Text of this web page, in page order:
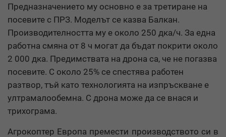
Предназначението му основно е за третиране на
посевите с ПРЗ. Моделът се казва Балкан.
Производителността му е около 250 дка/ч. За една
работна смяна от 8 ч могат да бъдат покрити около
2 000 дка. Предимствата на дрона са, че не погазва
посевите. С около 25% се спестява работен
разтвор, тъй като технологията на изпръскване е
ултрамалообемна. С дрона може да се внася и
трихограма.
Агрокоптер Европа премести производството си в